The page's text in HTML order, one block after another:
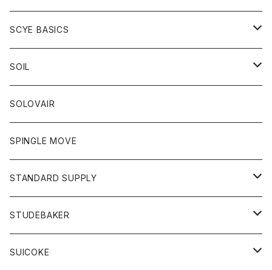
ベスト
ボトム
ワンピース
パーカー
Tシャツ
トップス
Tシャツ
トレーナー
ボトム
ショートパンツ
スカート
レディース
スカート
Tシャツ
アクセサリー
バック
靴
アウター
カーディガン
コート
グッズ
ネクタイ
グローブ
アクセサリー
トップス
カットソー
カーディガン
ボトム
ショートパンツ
パンツ
レディース
カットソー
SCYE BASICS
ボトム
ジーンズ
チノパン
トップス
ポロシャツ
ベスト
靴
SOIL
靴
ワンピース
トップス
カットソー
ボトム
パンツ
SOLOVAIR
SPINGLE MOVE
STANDARD SUPPLY
財布
バッグ
STUDEBAKER
アクセサリー
SUICOKE